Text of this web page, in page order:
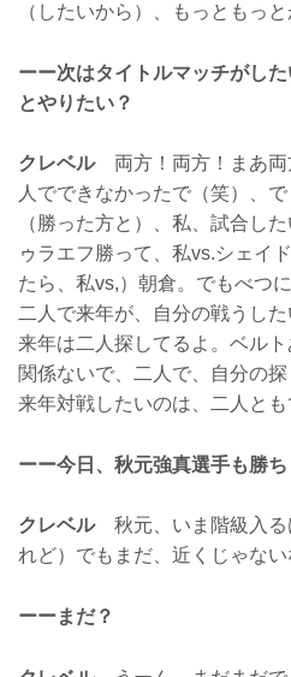
（したいから）、もっともっと
ーー次はタイトルマッチがし
とやりたい？
クレベル両方！両方！まあ両
人でできなかったで（笑）、
（勝った方と）、私、試合し
ゥラエフ勝って、私vs.シェイ
たら、私vs,）朝倉。でもべつ
二人で来年が、自分の戦うし
来年は二人探してるよ。ベル
関係ないで、二人で、自分の
来年対戦したいのは、二人とも
ーー今日、秋元強真選手も勝ち
クレベル秋元、いま階級入る
れど）でもまだ、近くじゃない
ーーまだ？